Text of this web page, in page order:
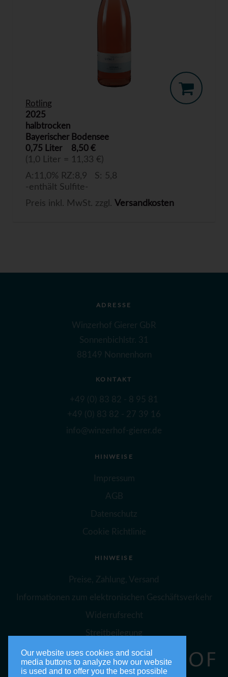
Rotling
2025
halbtrocken
Bayerischer Bodensee
0,75 Liter
8,50 €
(1,0 Liter = 11,33 €)
A:11,0% RZ:8,9 S: 5,8
-enthält Sulfite-
Preis inkl. MwSt. zzgl. Versandkosten
ADRESSE
Winzerhof Gierer GbR
Sonnenbichlstr. 31
88149 Nonnenhorn
KONTAKT
+49 (0) 83 82 - 8 95 81
+49 (0) 83 82 - 27 39 16
info@winzerhof-gierer.de
HINWEISE
Impressum
AGB
Datenschutz
Cookie Richtlinie
HINWEISE
Preise, Zahlung, Versand
Informationen zum elektronischen Geschäftsverkehr
Widerrufsrecht
Streitbeilegung
Our website uses cookies and social
media buttons to analyze how our website
is used and to offer you the best possible